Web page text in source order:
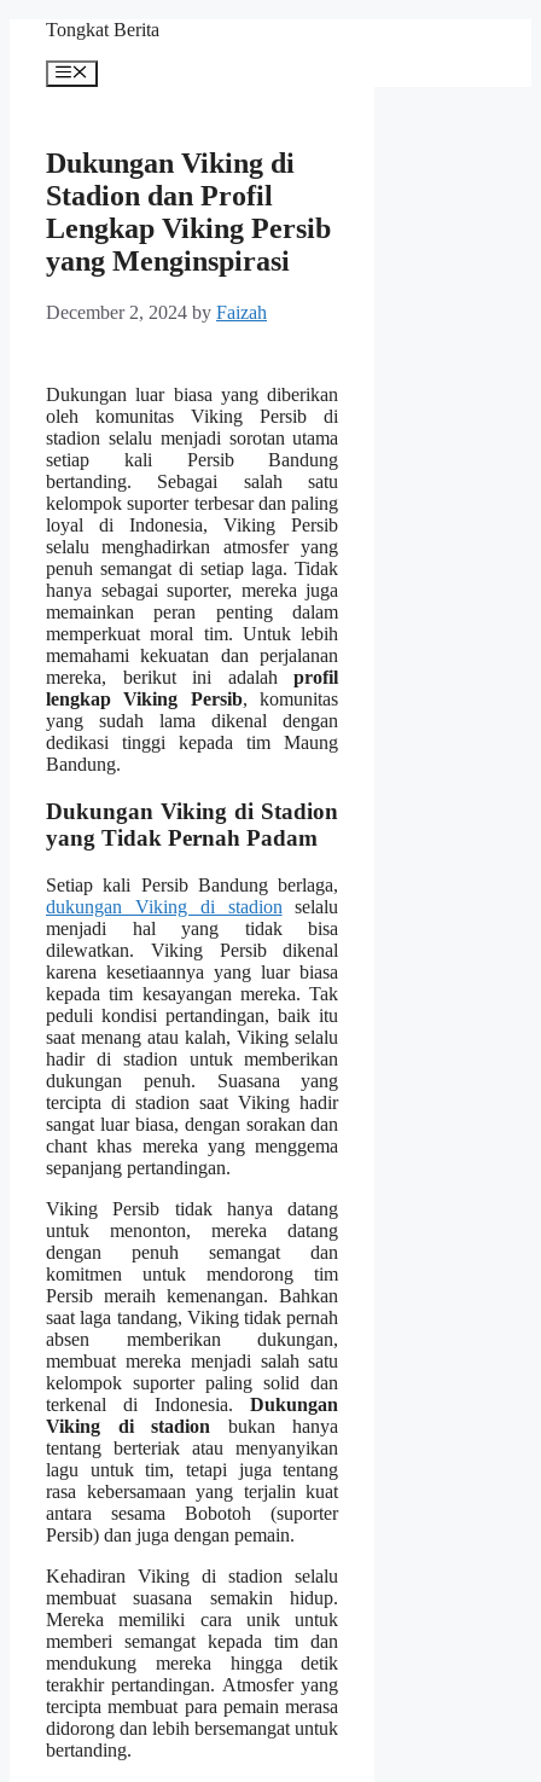
content
Tongkat Berita
Menu
Dukungan Viking di
Stadion dan Profil
Lengkap Viking Persib
yang Menginspirasi
December 2, 2024 by Faizah
Dukungan luar biasa yang diberikan
oleh komunitas Viking Persib di
stadion selalu menjadi sorotan utama
setiap kali Persib Bandung
bertanding. Sebagai salah satu
kelompok suporter terbesar dan paling
loyal di Indonesia, Viking Persib
selalu menghadirkan atmosfer yang
penuh semangat di setiap laga. Tidak
hanya sebagai suporter, mereka juga
memainkan peran penting dalam
memperkuat moral tim. Untuk lebih
memahami kekuatan dan perjalanan
mereka, berikut ini adalahprofil
lengkap Viking Persib, komunitas
yang sudah lama dikenal dengan
dedikasi tinggi kepada tim Maung
Bandung.
Dukungan Viking di Stadion
yang Tidak Pernah Padam
Setiap kali Persib Bandung berlaga,
dukungan Viking di stadion selalu
menjadi hal yang tidak bisa
dilewatkan. Viking Persib dikenal
karena kesetiaannya yang luar biasa
kepada tim kesayangan mereka. Tak
peduli kondisi pertandingan, baik itu
saat menang atau kalah, Viking selalu
hadir di stadion untuk memberikan
dukungan penuh. Suasana yang
tercipta di stadion saat Viking hadir
sangat luar biasa, dengan sorakan dan
chant khas mereka yang menggema
sepanjang pertandingan.
Viking Persib tidak hanya datang
untuk menonton, mereka datang
dengan penuh semangat dan
komitmen untuk mendorong tim
Persib meraih kemenangan. Bahkan
saat laga tandang, Viking tidak pernah
absen memberikan dukungan,
membuat mereka menjadi salah satu
kelompok suporter paling solid dan
terkenal di Indonesia.Dukungan
Viking di stadion bukan hanya
tentang berteriak atau menyanyikan
lagu untuk tim, tetapi juga tentang
rasa kebersamaan yang terjalin kuat
antara sesama Bobotoh (suporter
Persib) dan juga dengan pemain.
Kehadiran Viking di stadion selalu
membuat suasana semakin hidup.
Mereka memiliki cara unik untuk
memberi semangat kepada tim dan
mendukung mereka hingga detik
terakhir pertandingan. Atmosfer yang
tercipta membuat para pemain merasa
didorong dan lebih bersemangat untuk
bertanding.